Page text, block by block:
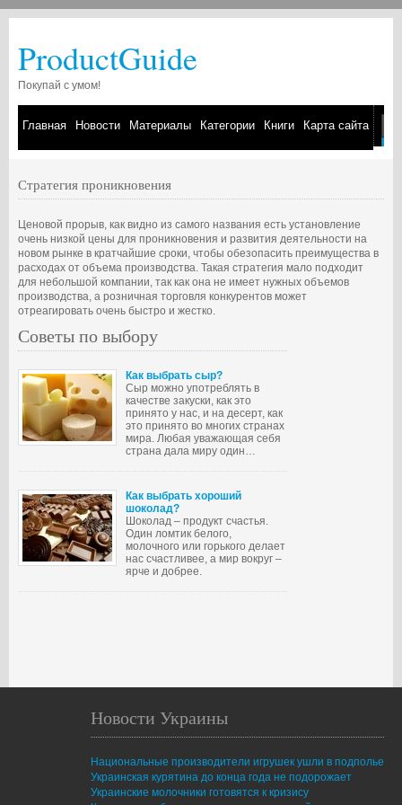
ProductGuide
Покупай с умом!
Главная Новости Материалы Категории Книги Карта сайта
Стратегия проникновения
Ценовой прорыв, как видно из самого названия есть установление
очень низкой цены для проникновения и развития деятельности на
новом рынке в кратчайшие сроки, чтобы обезопасить преимущества в
расходах от объема производства. Такая стратегия мало подходит
для небольшой компании, так как она не имеет нужных объемов
производства, а розничная торговля конкурентов может
отреагировать очень быстро и жестко.
Советы по выбору
Как выбрать сыр?
Сыр можно употреблять в
качестве закуски, как это
принято у нас, и на десерт, как
это принято во многих странах
мира. Любая уважающая себя
страна дала миру один…
Как выбрать хороший
шоколад?
Шоколад – продукт счастья.
Один ломтик белого,
молочного или горького делает
нас счастливее, а мир вокруг –
ярче и добрее.
Новости Украины
Национальные производители игрушек ушли в подполье
Украинская курятина до конца года не подорожает
Украинские молочники готовятся к кризису